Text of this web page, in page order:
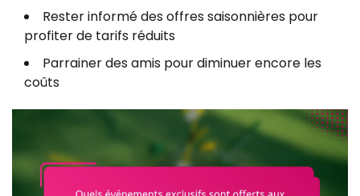
Rester informé des offres saisonnières pour
profiter de tarifs réduits
Parrainer des amis pour diminuer encore les
coûts